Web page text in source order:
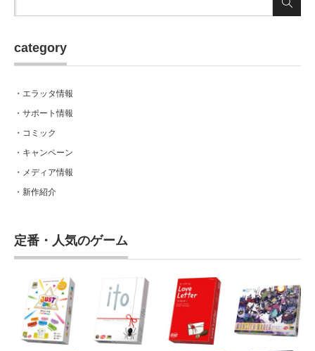
category
・エラッタ情報
・サポート情報
・コミック
・キャンペーン
・メディア情報
・新作紹介
定番・人気のゲーム